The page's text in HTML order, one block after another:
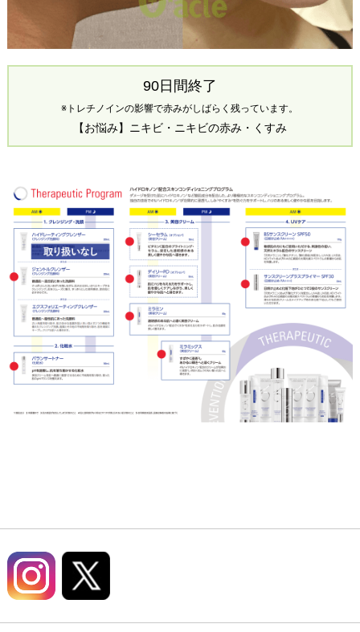
90日間終了
※トレチノインの影響で赤みがしばらく残っています。
【お悩み】ニキビ・ニキビの赤み・くすみ